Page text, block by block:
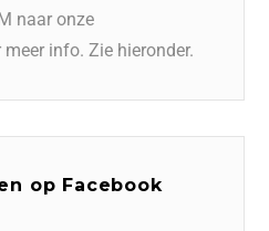
naar onze
info. Zie hieronder.
op Facebook